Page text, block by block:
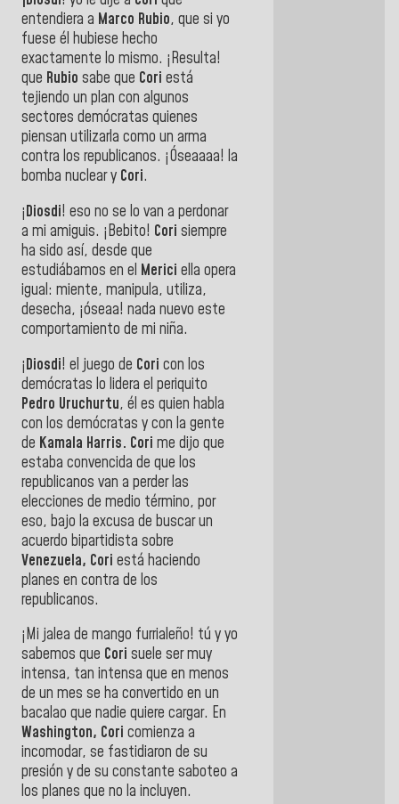
entendiera a Marco Rubio, que si yo
fuese él hubiese hecho
exactamente lo mismo. ¡Resulta!
que Rubio sabe que Cori está
tejiendo un plan con algunos
sectores demócratas quienes
piensan utilizarla como un arma
contra los republicanos. ¡Óseaaaa! la
bomba nuclear y Cori.
¡Diosdi! eso no se lo van a perdonar
a mi amiguis. ¡Bebito! Cori siempre
ha sido así, desde que
estudiábamos en el Merici ella opera
igual: miente, manipula, utiliza,
desecha, ¡óseaa! nada nuevo este
comportamiento de mi niña.
¡Diosdi! el juego de Cori con los
demócratas lo lidera el periquito
Pedro Uruchurtu, él es quien habla
con los demócratas y con la gente
de Kamala Harris. Cori me dijo que
estaba convencida de que los
republicanos van a perder las
elecciones de medio término, por
eso, bajo la excusa de buscar un
acuerdo bipartidista sobre
Venezuela, Cori está haciendo
planes en contra de los
republicanos.
¡Mi jalea de mango furrialeño! tú y yo
sabemos que Cori suele ser muy
intensa, tan intensa que en menos
de un mes se ha convertido en un
bacalao que nadie quiere cargar. En
Washington, Cori comienza a
incomodar, se fastidiaron de su
presión y de su constante saboteo a
los planes que no la incluyen.